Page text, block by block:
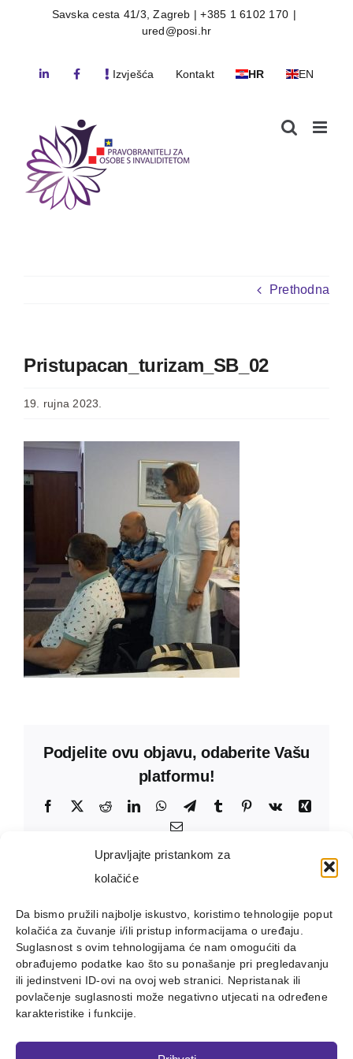
Upravljajte pristankom za
kolačiće
Da bismo pružili najbolje iskustvo, koristimo tehnologije poput
kolačića za čuvanje i/ili pristup informacijama o uređaju.
Suglasnost s ovim tehnologijama će nam omogućiti da
obrađujemo podatke kao što su ponašanje pri pregledavanju
ili jedinstveni ID-ovi na ovoj web stranici. Nepristanak ili
povlačenje suglasnosti može negativno utjecati na određene
karakteristike i funkcije.
Savska cesta 41/3, Zagreb | +385 1 6102 170 |
ured@posi.hr
Izvješća Kontakt HR EN
Prethodna
Pristupacan_turizam_SB_02
19. rujna 2023.
Podjelite ovu objavu, odaberite Vašu
platformu!
Facebook
X RedditLinkedInWhatsApp
TelegramTumblr Pinterest
Vk
Xing
Email: